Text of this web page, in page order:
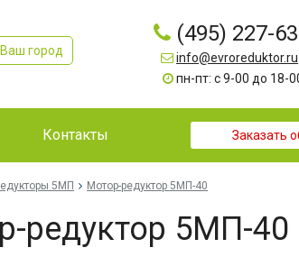
город
(495) 227-
info@evroreduktor.ru
пн-пт: с 9-00 до 18-
Контакты Заказать
5МП Мотор-редуктор 5МП-40
редуктор 5МП-40